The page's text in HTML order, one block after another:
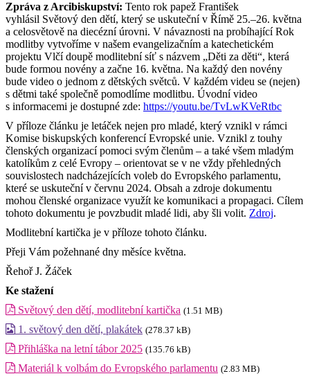
Zpráva z Arcibiskupství: Tento rok papež František
vyhlásil Světový den dětí, který se uskuteční v Římě 25.–26. května
a celosvětově na diecézní úrovni. V návaznosti na probíhající Rok
modlitby vytvoříme v našem evangelizačním a katechetickém
projektu Vlčí doupě modlitební síť s názvem „Děti za děti“, která
bude formou novény a začne 16. května. Na každý den novény
bude video o jednom z dětských světců. V každém videu se (nejen)
s dětmi také společně pomodlíme modlitbu. Úvodní video
s informacemi je dostupné zde: https://youtu.be/TvLwKVeRtbc
V příloze článku je letáček nejen pro mladé, který vznikl v rámci
Komise biskupských konferencí Evropské unie. Vznikl z touhy
členských organizací pomoci svým členům – a také všem mladým
katolíkům z celé Evropy – orientovat se v ne vždy přehledných
souvislostech nadcházejících voleb do Evropského parlamentu,
které se uskuteční v červnu 2024. Obsah a zdroje dokumentu
mohou členské organizace využít ke komunikaci a propagaci. Cílem
tohoto dokumentu je povzbudit mladé lidi, aby šli volit. Zdroj.
Modlitební kartička je v příloze tohoto článku.
Přeji Vám požehnané dny měsíce května.
Řehoř J. Žáček
Ke stažení
Světový den dětí, modlitební kartička (1.51 MB)
1. světový den dětí, plakátek (278.37 kB)
Přihláška na letní tábor 2025 (135.76 kB)
Materiál k volbám do Evropského parlamentu (2.83 MB)